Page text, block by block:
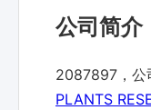
公司简介
2087897，公
PLANTS